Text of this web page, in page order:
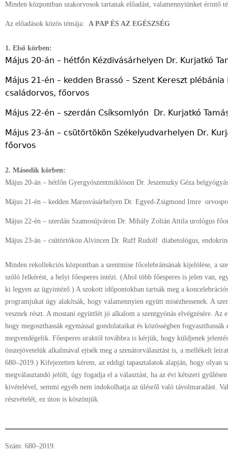
Minden központban szakorvosok tartanak előadást, valamennyiünket érintő
Az előadások közös témája: A PAP ÉS AZ EGÉSZSÉG
1. Első körben:
Május 20-án – hétfőn Kézdivásárhelyen Dr. Kurjatkó
Május 21-én – kedden Brassó – Szent Kereszt plébánia
családorvos, főorvos
Május 22-én – szerdán Csíksomlyón Dr. Kurjatkó
Május 23-án – csütörtökön Székelyudvarhelyen Dr.
főorvos
2. Második körben:
Május 20-án – hétfőn Gyergyószentmiklóson Dr. Jeszenszky Géza
Május 21-én – kedden Marosvásárhelyen Dr. Egyed-Zsigmond Imre
Május 22-én – szerdán Szamosújváron Dr. Mihály Zoltán Attila urológus
Május 23-án – csütörtökön Alvincen Dr. Ruff Rudolf diabetológus,
Minden rekollekciós központban a szentmise főcelebránsának kijelölése, a
szóló felkérést, a helyi főesperes intézi. (Ahol több főesperes is jelen van,
ki legyen az ügyintéző.) A szokott időpontokban tartsák meg a
programjukat úgy alakítsák, hogy valamennyien együtt misézhessenek. A
vesznek részt. A mostani együttlét jó alkalom a szentgyónás elvégzésére. Az
hogy megoszthassák egymással gondolataikat és közösségben
megvendégelik. Főesperes uraktól továbbra is kérjük, hogy küldjenek
összejövetelük alkalmával ejtsék meg a szenátorválasztást is, a mellékelt
680–2019.) Kifejezetten kérem, az eddigi tapasztalatok alapján, hogy olyan
megválasztandó jelölt, úgy fogadja el a választást, ha az évi kétszeri
kivételével, semmi egyéb nem indokolhatja az ülésről való távolmaradást.
részvételét, ez úton is köszönjük.
Szám: 680–2019.